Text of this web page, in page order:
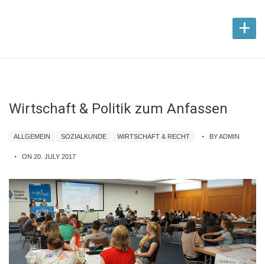
+
Wirtschaft & Politik zum Anfassen
ALLGEMEIN SOZIALKUNDE WIRTSCHAFT & RECHT BY ADMIN
ON 20. JULY 2017